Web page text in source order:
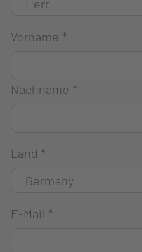
Vorname *
Nachname *
Land *
E-Mail *